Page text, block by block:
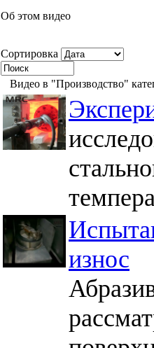
Об этом видео
Сортировка
Видео в "Производство"
износ